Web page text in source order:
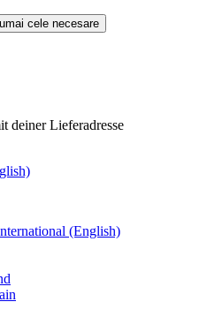
cele necesare
deiner Lieferadresse
(English)